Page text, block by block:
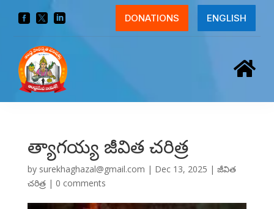
   DONATIONS ENGLISH

త్యాగయ్య జీవిత చరిత్ర
by surekhaghazal@gmail.com | Dec 13, 2025 | జీవిత
చరిత్ర| 0 comments